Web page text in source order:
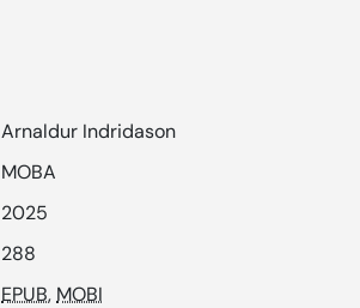
Arnaldur Indridason
MOBA
2025
288
EPUB, MOBI